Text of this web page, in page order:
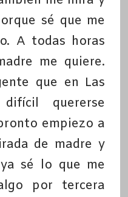
sé que me
A todas horas
me quiere.
que en Las
quererse
empiezo a
de madre y
sé lo que me
por tercera